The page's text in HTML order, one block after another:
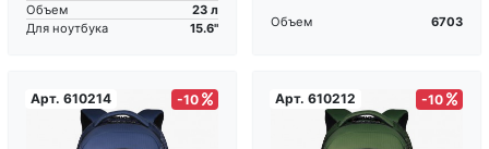
Объем
23 л
Для ноутбука
15.6" Объем 6703
Арт. 610214 -10 Арт. 610212 -10